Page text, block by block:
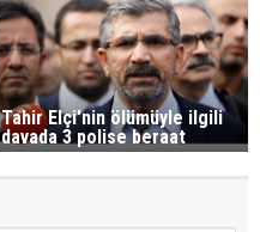
Tahir Elçi'nin ölümüyle ilgili
davada 3 polise beraat